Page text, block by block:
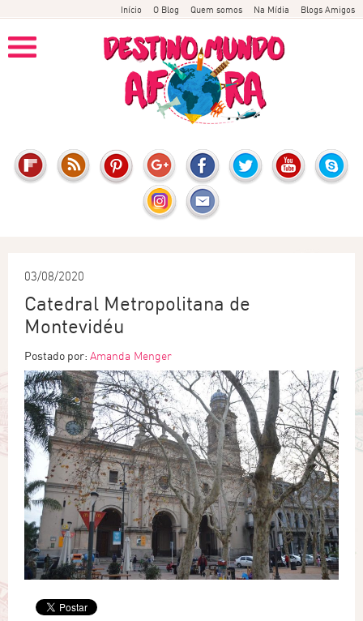
Início O Blog Quem somos Na Mídia Blogs Amigos
03/08/2020
Catedral Metropolitana de
Montevidéu
Postado por: Amanda Menger